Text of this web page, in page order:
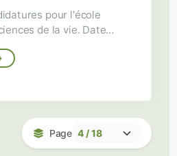
pour l'école
de la vie. Date
Page